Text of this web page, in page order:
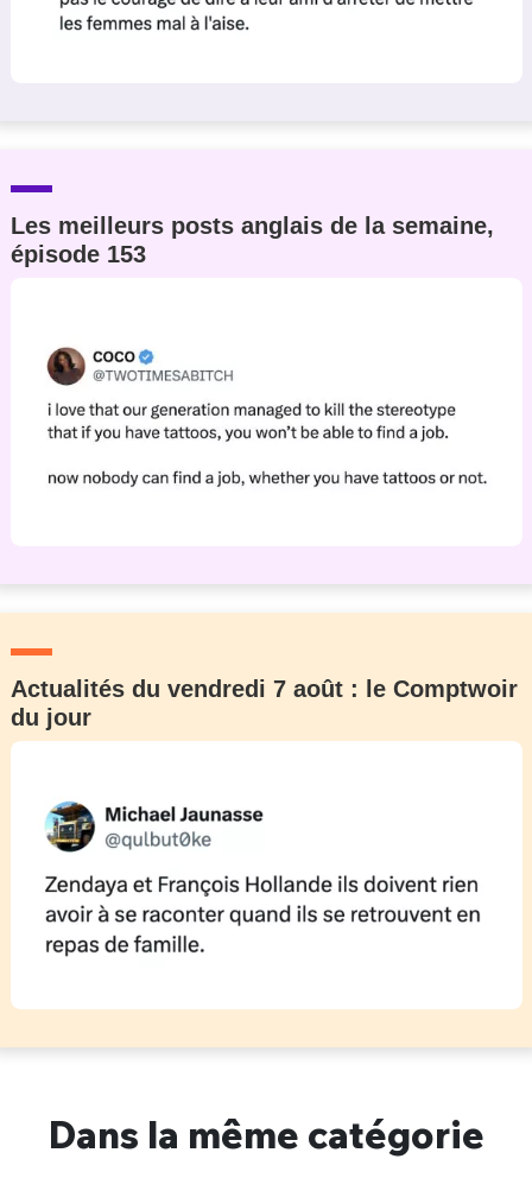
Les meilleurs posts anglais de la semaine,
épisode 153
Actualités du vendredi 7 août : le Comptwoir
du jour
Dans la même catégorie